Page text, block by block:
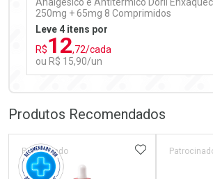
250mg + 65mg 8 Comprimidos
Leve 4 itens por
R$12,72/cada
ou R$ 15,90/un
Laboratório
Por Menos
Produtos Recomendados
Patrocinado ADICIONAR